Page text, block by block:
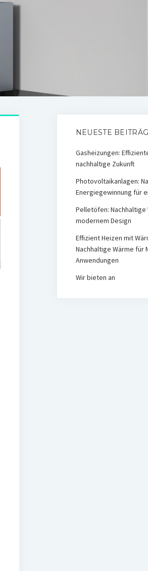
NEUESTE
Gasheizungen:
nachhaltige Zukunft
Photovoltaikanlagen:
Energiegewinnung für
Pelletöfen: Nachhaltige
modernem Design
Effizient Heizen mit
Nachhaltige Wärme für
Anwendungen
Wir bieten an